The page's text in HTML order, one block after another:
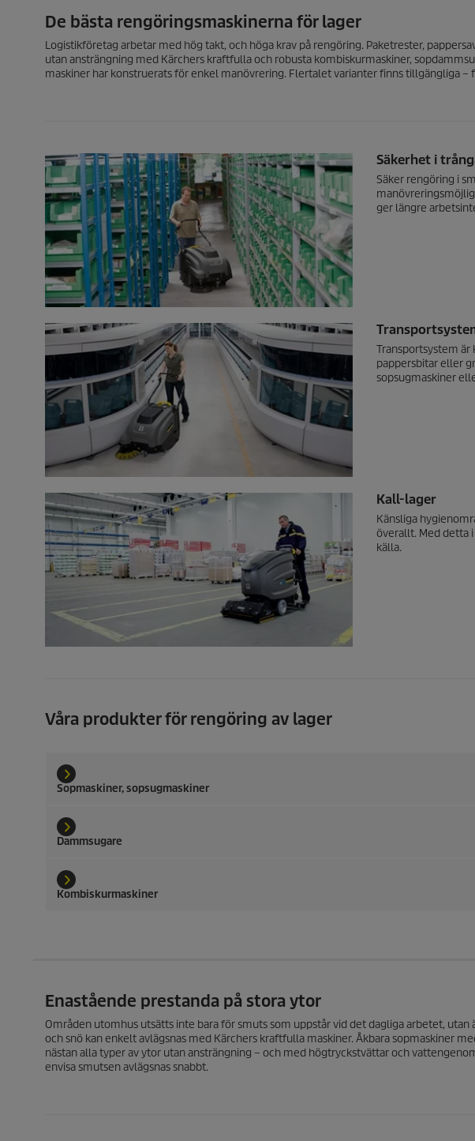
De bästa rengöringsmaskinerna för lager
Logistikföretag arbetar med hög takt, och höga krav på rengöring. Paketrester,
utan ansträngning med Kärchers kraftfulla och robusta kombiskurmaskiner,
maskiner har konstruerats för enkel manövrering. Flertalet varianter finns tillgängliga
Säkerhet i
Säker rengöring i
ger längre
Transportsystem
pappersbitar eller
sopsugmaskiner
Kall-lager
Känsliga
överallt. Med detta
källa.
Våra produkter för rengöring av lager
Sopmaskiner, sopsugmaskiner
Dammsugare
Kombiskurmaskiner
Enastående prestanda på stora ytor
Områden utomhus utsätts inte bara för smuts som uppstår vid det dagliga arbetet,
och snö kan enkelt avlägsnas med Kärchers kraftfulla maskiner. Åkbara sopmaskiner
nästan alla typer av ytor utan ansträngning – och med högtryckstvättar och
envisa smutsen avlägsnas snabbt.